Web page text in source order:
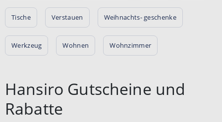
Tische Verstauen Weihnachts- geschenke
Werkzeug Wohnen Wohnzimmer
Hansiro Gutscheine und
Rabatte